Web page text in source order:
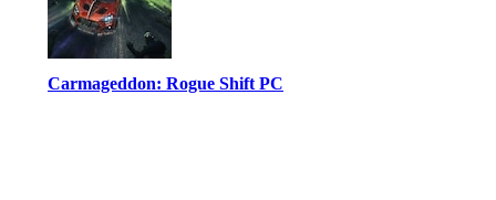
Carmageddon: Rogue Shift PC